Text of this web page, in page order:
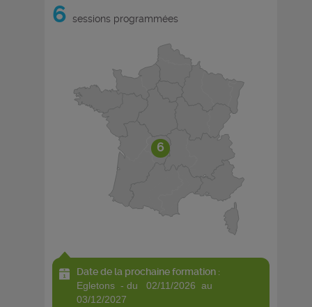
6 sessions programmées
6
Date de la prochaine formation :
egletons - du 02/11/2026 au
03/12/2027